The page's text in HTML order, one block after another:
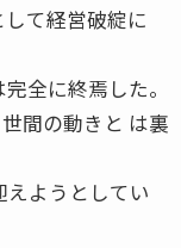
て経営破綻に
全に終焉した。
間の動きと は裏
えようとしてい